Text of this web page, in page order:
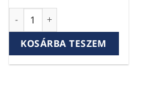
2990 Ft. 2855 Ft.
VIABLOKK D300/50 NF+GT mennyiség
KOSÁRBA TESZEM